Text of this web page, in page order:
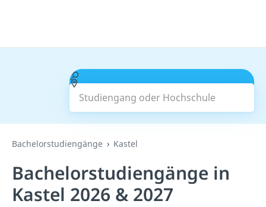
Studiengang oder Hochschule
Suchen
Bachelorstudiengänge Kastel
Bachelorstudiengänge in
Kastel 2026 & 2027